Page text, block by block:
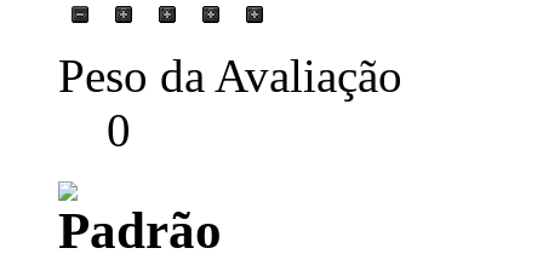
Peso da Avaliação
0